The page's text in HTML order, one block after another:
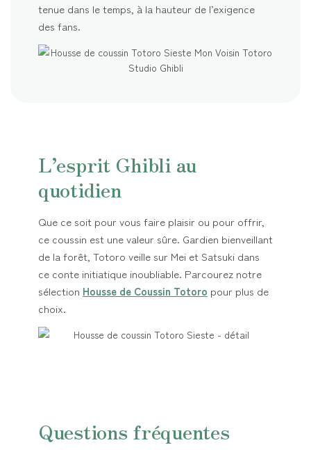
tenue dans le temps, à la hauteur de l’exigence
des fans.
L’esprit Ghibli au
quotidien
Que ce soit pour vous faire plaisir ou pour offrir,
ce coussin est une valeur sûre. Gardien bienveillant
de la forêt, Totoro veille sur Mei et Satsuki dans
ce conte initiatique inoubliable. Parcourez notre
sélection Housse de Coussin Totoro pour plus de
choix.
Questions fréquentes